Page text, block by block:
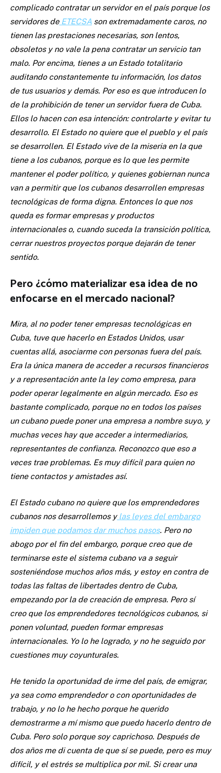
complicado contratar un servidor en el país porque los
servidores de ETECSA son extremadamente caros, no
tienen las prestaciones necesarias, son lentos,
obsoletos y no vale la pena contratar un servicio tan
malo. Por encima, tienes a un Estado totalitario
auditando constantemente tu información, los datos
de tus usuarios y demás. Por eso es que introducen lo
de la prohibición de tener un servidor fuera de Cuba.
Ellos lo hacen con esa intención: controlarte y evitar tu
desarrollo. El Estado no quiere que el pueblo y el país
se desarrollen. El Estado vive de la miseria en la que
tiene a los cubanos, porque es lo que les permite
mantener el poder político, y quienes gobiernan nunca
van a permitir que los cubanos desarrollen empresas
tecnológicas de forma digna. Entonces lo que nos
queda es formar empresas y productos
internacionales o, cuando suceda la transición política,
cerrar nuestros proyectos porque dejarán de tener
sentido.
Pero ¿cómo materializar esa idea de no
enfocarse en el mercado nacional?
Mira, al no poder tener empresas tecnológicas en
Cuba, tuve que hacerlo en Estados Unidos, usar
cuentas allá, asociarme con personas fuera del país.
Era la única manera de acceder a recursos financieros
y a representación ante la ley como empresa, para
poder operar legalmente en algún mercado. Eso es
bastante complicado, porque no en todos los países
un cubano puede poner una empresa a nombre suyo, y
muchas veces hay que acceder a intermediarios,
representantes de confianza. Reconozco que eso a
veces trae problemas. Es muy difícil para quien no
tiene contactos y amistades así.
El Estado cubano no quiere que los emprendedores
cubanos nos desarrollemos y las leyes del embargo
impiden que podamos dar muchos pasos. Pero no
abogo por el fin del embargo, porque creo que de
terminarse este el sistema cubano va a seguir
sosteniéndose muchos años más, y estoy en contra de
todas las faltas de libertades dentro de Cuba,
empezando por la de creación de empresa. Pero sí
creo que los emprendedores tecnológicos cubanos, si
ponen voluntad, pueden formar empresas
internacionales. Yo lo he logrado, y no he seguido por
cuestiones muy coyunturales.
He tenido la oportunidad de irme del país, de emigrar,
ya sea como emprendedor o con oportunidades de
trabajo, y no lo he hecho porque he querido
demostrarme a mí mismo que puedo hacerlo dentro de
Cuba. Pero solo porque soy caprichoso. Después de
dos años me di cuenta de que sí se puede, pero es muy
difícil, y el estrés se multiplica por mil. Si crear una